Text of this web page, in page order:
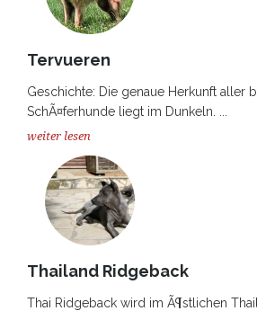
Tervueren
Geschichte: Die genaue Herkunft aller
SchÃ¤ferhunde liegt im Dunkeln. ...
weiter lesen
Thailand Ridgeback
Thai Ridgeback wird im Ã¶stlichen